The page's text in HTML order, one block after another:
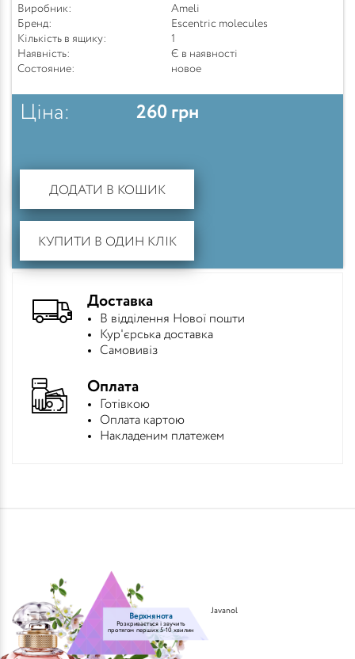
Верхня нота
Розкривається і звучить
протягом перших 5-10 хвилин
Javanol
Виробник:
Ameli
Бренд:
Escentric molecules
Кількість в ящику:
1
Наявність:
Є в наявності
Состояние:
новое
Ціна: 260 грн
ДОДАТИ В КОШИК
КУПИТИ В ОДИН КЛІК
Доставка
В відділення Нової пошти
Кур'єрська доставка
Самовивіз
Оплата
Готівкою
Оплата картою
Накладеним платежем